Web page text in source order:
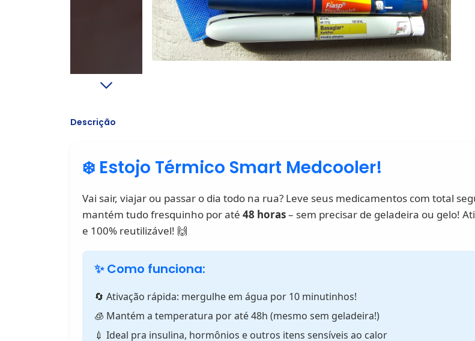
Descrição
❄️ Estojo Térmico Smart Medcooler!
Vai sair, viajar ou passar o dia todo na rua? Leve seus medicamentos com total
mantém tudo fresquinho por até 48 horas– sem precisar de geladeira ou gelo!
e 100% reutilizável! 🙌
✨ Como funciona:
🔄 Ativação rápida: mergulhe em água por 10 minutinhos!
🧊 Mantém a temperatura por até 48h (mesmo sem geladeira!)
💉 Ideal pra insulina, hormônios e outros itens sensíveis ao calor